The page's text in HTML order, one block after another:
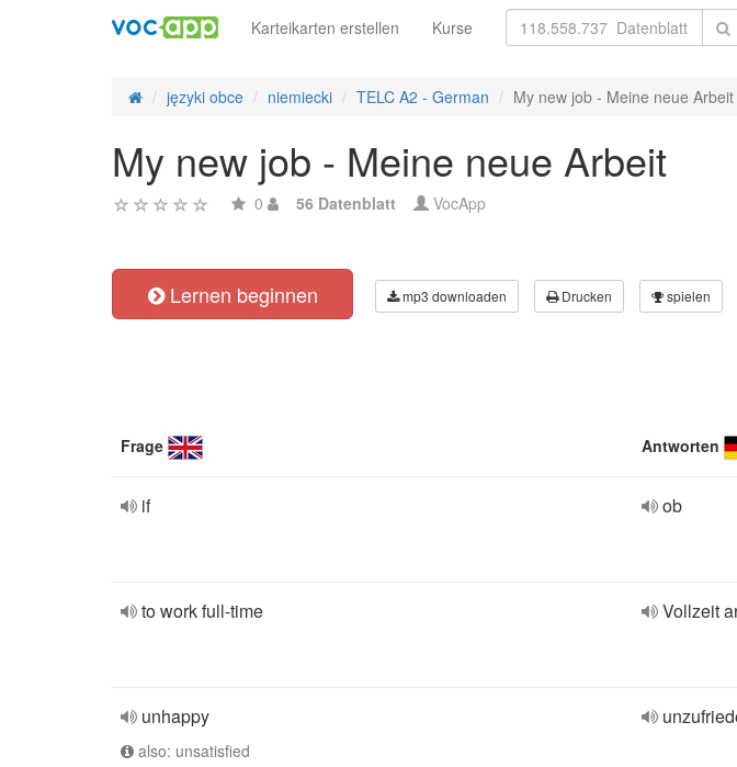
Karteikarten erstellen Kurse
języki obce niemiecki TELC A2 - German My new job - Meine neue Arbeit
My new job - Meine neue Arbeit
0 56 Datenblatt VocApp
Lernen beginnen mp3 downloaden Drucken spielen
Frage Antworten
if ob
to work full-time Vollzeit
unhappy
also: unsatisfied